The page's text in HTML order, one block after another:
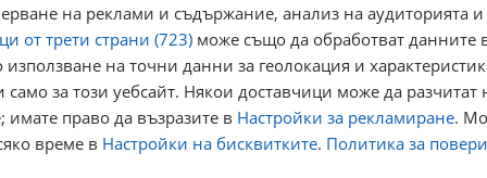
край Ямбол
0 Коментари: 0
нелегално границата край „Лесово“
на реклами и съдържание, анализ на аудиторията
от трети страни (723) може също да обработват данните
на точни данни за геолокация и
за този уебсайт. Някои доставчици може да разчитат
имате право да възразите в Настройки за рекламиране.
време в Настройки на бисквитките. Политика за